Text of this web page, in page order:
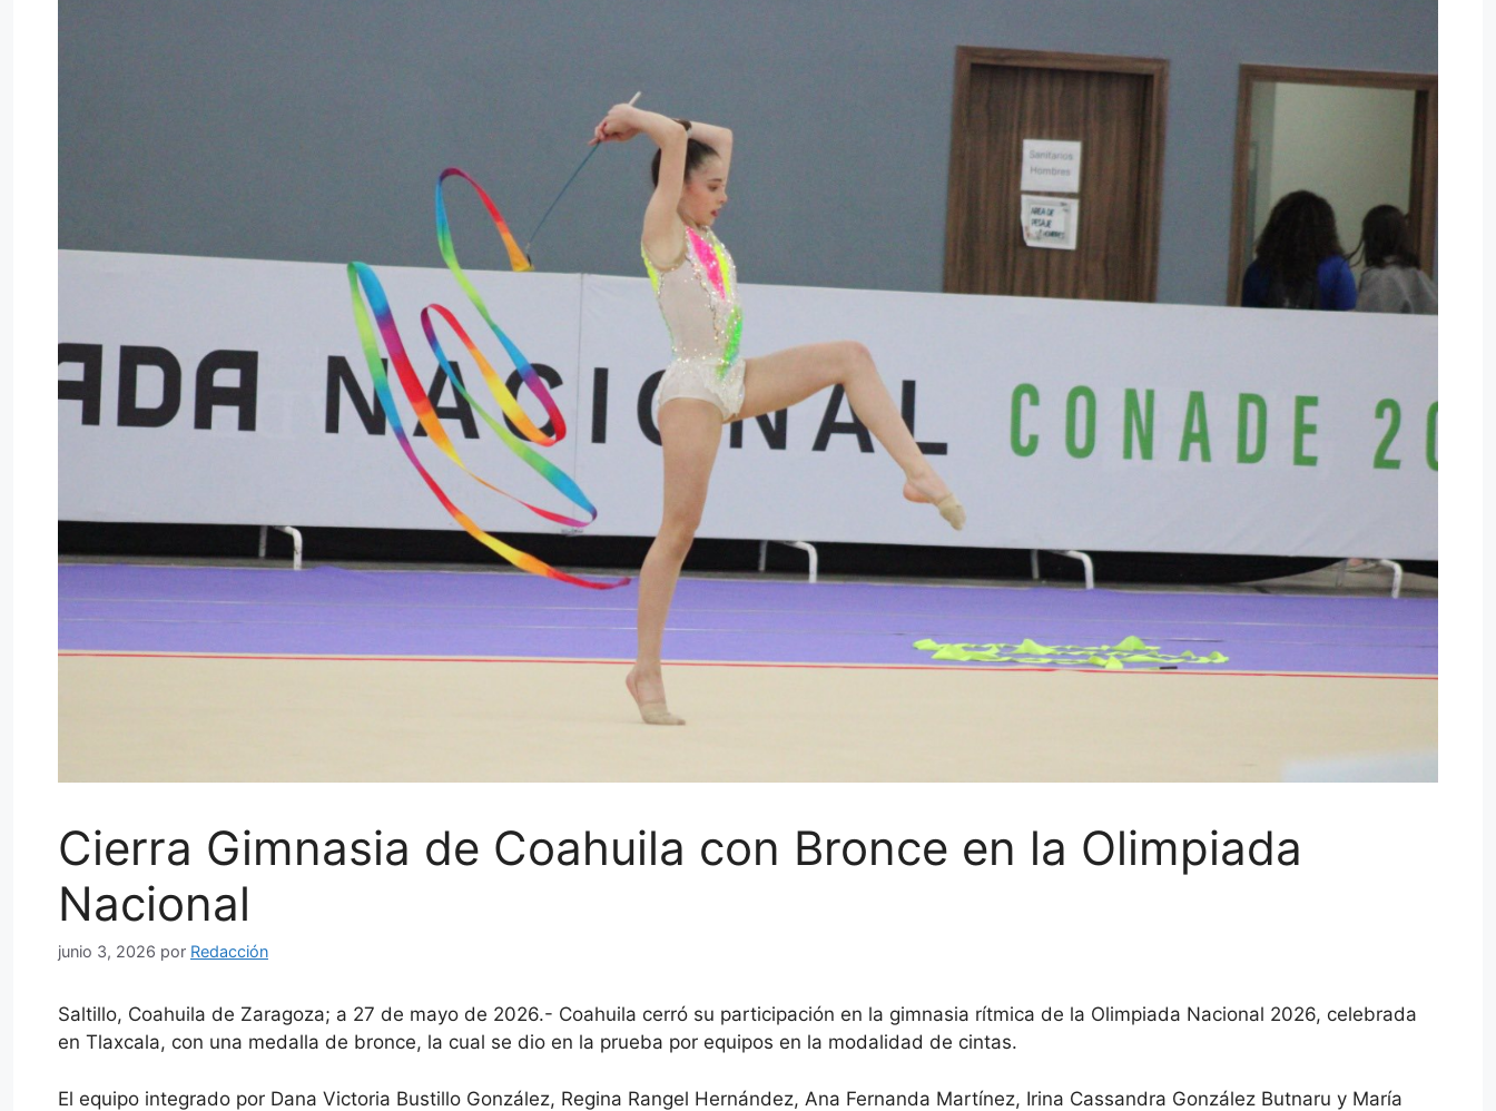
Cierra Gimnasia de Coahuila con Bronce en la Olimpiada
Nacional
junio 3, 2026 por Redacción
Saltillo, Coahuila de Zaragoza; a 27 de mayo de 2026.- Coahuila cerró su participación en la gimnasia rítmica de la Olimpiada Nacional 2026, celebrada
en Tlaxcala, con una medalla de bronce, la cual se dio en la prueba por equipos en la modalidad de cintas.
El equipo integrado por Dana Victoria Bustillo González, Regina Rangel Hernández, Ana Fernanda Martínez, Irina Cassandra González Butnaru y María